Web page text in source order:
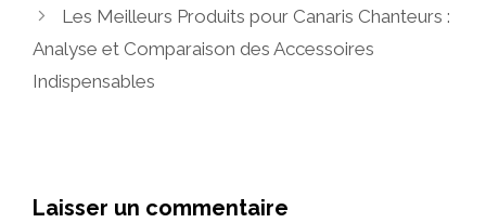
Les Meilleurs Produits pour Canaris Chanteurs :
Analyse et Comparaison des Accessoires
Indispensables
Laisser un commentaire